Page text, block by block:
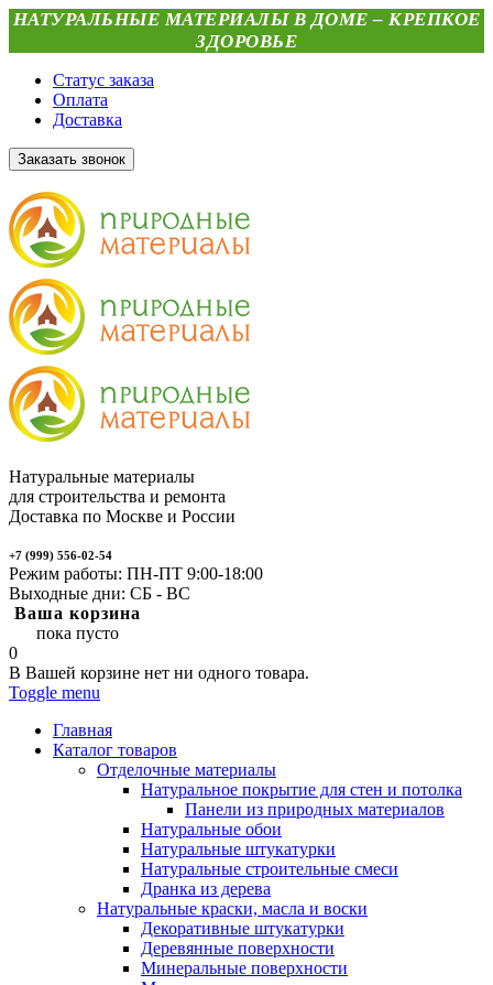
НАТУРАЛЬНЫЕ МАТЕРИАЛЫ В ДОМЕ – КРЕПКОЕ
ЗДОРОВЬЕ
Статус заказа
Оплата
Доставка
Заказать звонок
Натуральные материалы
для строительства и ремонта
Доставка по Москве и России
+7 (999) 556-02-54
Режим работы: ПН-ПТ 9:00-18:00
Выходные дни: СБ - ВС
Ваша корзина
пока пусто
0
В Вашей корзине нет ни одного товара.
Toggle menu
Главная
Каталог товаров
Отделочные материалы
Натуральное покрытие для стен и потолка
Панели из природных материалов
Натуральные обои
Натуральные штукатурки
Натуральные строительные смеси
Дранка из дерева
Натуральные краски, масла и воски
Декоративные штукатурки
Деревянные поверхности
Минеральные поверхности